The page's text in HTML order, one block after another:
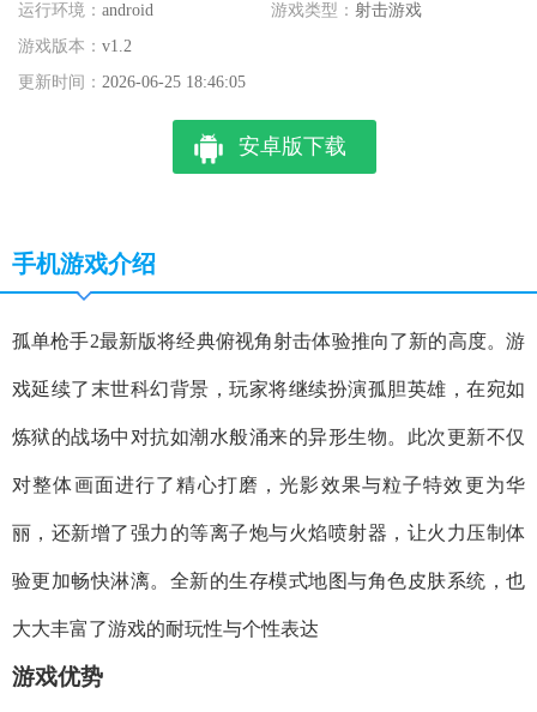
运行环境： android 游戏类型：射击游戏
游戏版本： v1.2
更新时间： 2026-06-25 18:46:05
安卓版下载
手机游戏介绍
孤单枪手2最新版将经典俯视角射击体验推向了新的高度。游
戏延续了末世科幻背景，玩家将继续扮演孤胆英雄，在宛如
炼狱的战场中对抗如潮水般涌来的异形生物。此次更新不仅
对整体画面进行了精心打磨，光影效果与粒子特效更为华
丽，还新增了强力的等离子炮与火焰喷射器，让火力压制体
验更加畅快淋漓。全新的生存模式地图与角色皮肤系统，也
大大丰富了游戏的耐玩性与个性表达
游戏优势